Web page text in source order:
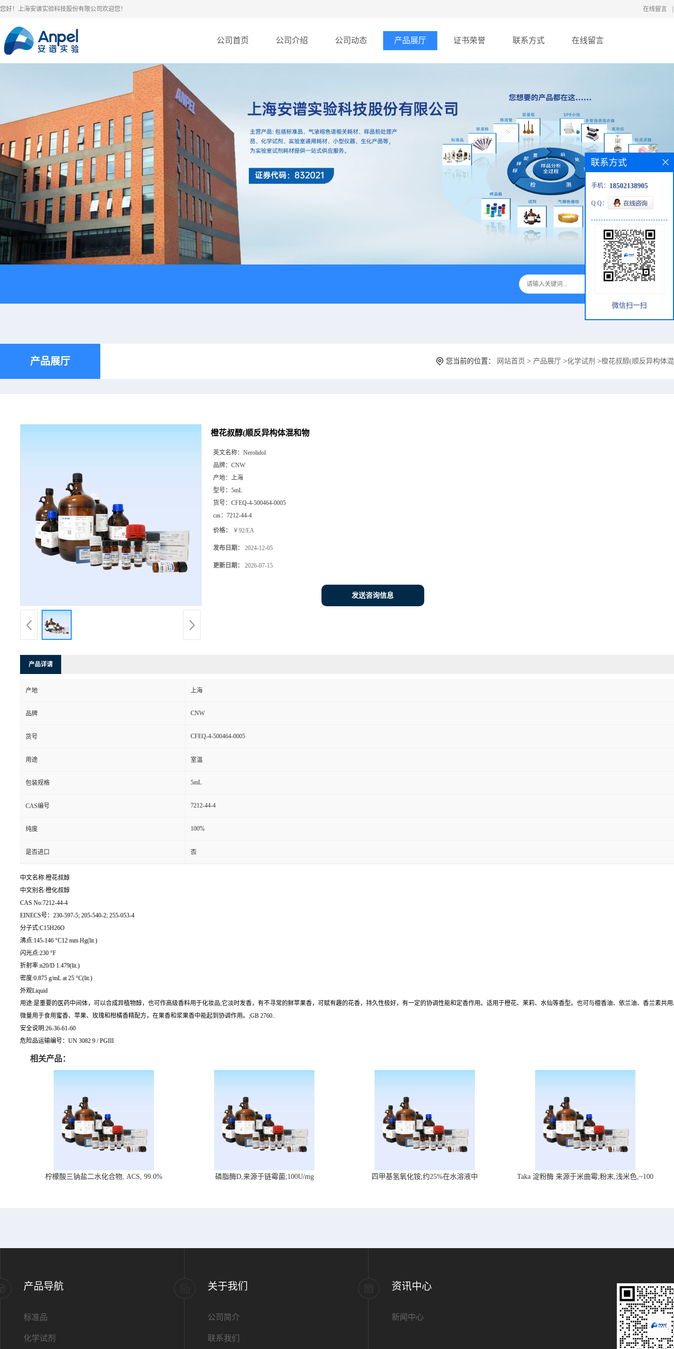
您好！上海安谱实验科技股份有限公司欢迎您！ 在线留言
公司首页 公司介绍 公司动态 产品展厅 证书荣誉 联系方式 在线留言
产品展厅 您当前的位置： 网站首页 > 产品展厅 >化学试剂 >橙花叔醇(顺反异构体
橙花叔醇(顺反异构体混和物
英文名称： Nerolidol
品牌： CNW
产地： 上海
型号： 5mL
货号： CFEQ-4-500464-0005
cas： 7212-44-4
价格： ￥92/EA
发布日期： 2024-12-05
更新日期： 2026-07-15
发送咨询信息
产品详请
产地 上海
品牌 CNW
货号 CFEQ-4-500464-0005
用途 室温
包装规格 5mL
CAS编号 7212-44-4
纯度 100%
是否进口 否
中文名称:橙花叔醇
中文别名:橙化叔醇
CAS No:7212-44-4
EINECS号：230-597-5; 205-540-2; 255-053-4
分子式:C15H26O
沸点:145-146 °C12 mm Hg(lit.)
闪光点:230 °F
折射率:n20/D 1.479(lit.)
密度:0.875 g/mL at 25 °C(lit.)
外观Liquid
用途:是重要的医药中间体，可以合成异植物醇，也可作高级香料用于化妆品;它淡时发香，有不寻常的鲜苹果香，可赋有趣的花香，持久性极好，有一定的协调性能和定香作用。适用于橙花、茉莉、水仙等香型。也可与檀香油、依兰油、香兰素共
微量用于食用蜜香、苹果、玫瑰和柑橘香精配方，在果香和浆果香中能起到协调作用。;GB 2760..
安全说明:26-36-61-60
危险品运输编号：UN 3082 9 / PGIII
相关产品：
柠檬酸三钠盐二水化合物, ACS, 99.0% 磷脂酶D,来源于链霉菌;100U/mg 四甲基氢氧化铵;约25%在水溶液中
Taka 淀粉酶 来源于米曲霉;粉末,浅米色,~100
联系方式
手机： 18502138905
Q Q：
微信扫一扫
产品导航
标准品
化学试剂
关于我们
公司简介
联系我们
资讯中心
新闻中心